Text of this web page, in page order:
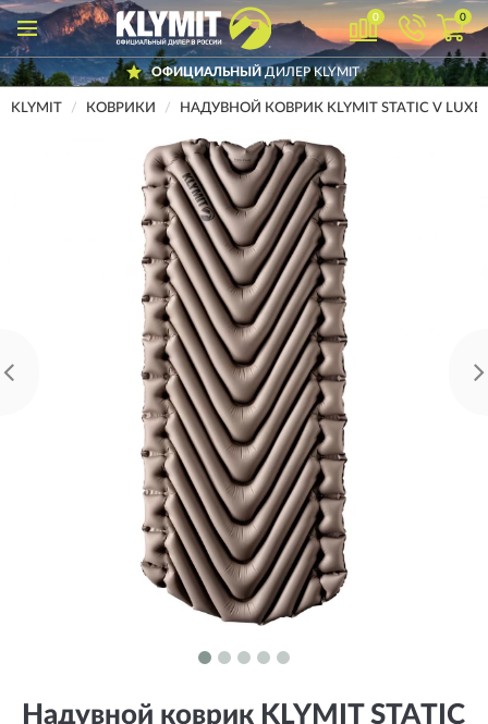
0 0
ОФИЦИАЛЬНЫЙДИЛЕР KLYMIT
KLYMIT КОВРИКИ НАДУВНОЙ КОВРИК KLYMIT STATIC V LUXE
Надувной коврик KLYMIT STATIC